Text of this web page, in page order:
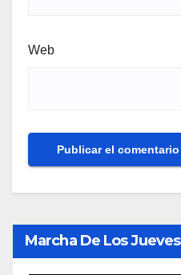
Web
Marcha De Los Jueves